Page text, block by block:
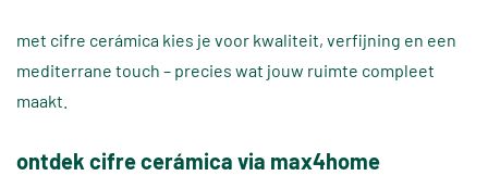
met cifre cerámica kies je voor kwaliteit, verfijning en een
mediterrane touch – precies wat jouw ruimte compleet
maakt.
ontdek cifre cerámica via max4home